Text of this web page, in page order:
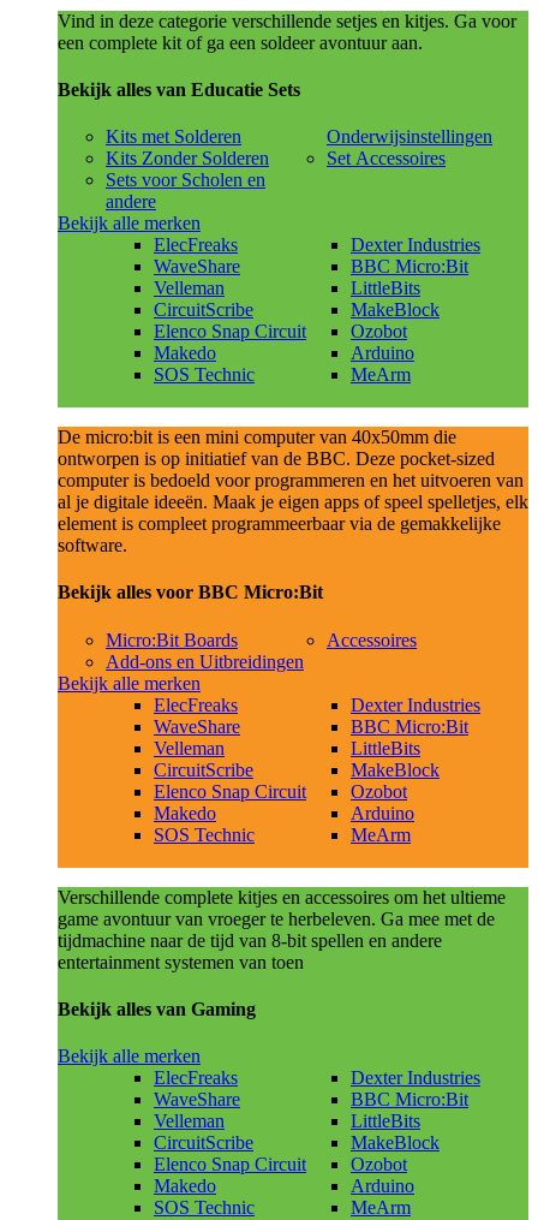
Vind in deze categorie verschillende setjes en kitjes. Ga voor
een complete kit of ga een soldeer avontuur aan.
Bekijk alles van Educatie Sets
Kits met Solderen
Kits Zonder Solderen
Sets voor Scholen en
andere
Onderwijsinstellingen
Set Accessoires
Bekijk alle merken
ElecFreaks
WaveShare
Velleman
CircuitScribe
Elenco Snap Circuit
Makedo
SOS Technic
Dexter Industries
BBC Micro:Bit
LittleBits
MakeBlock
Ozobot
Arduino
MeArm
De micro:bit is een mini computer van 40x50mm die
ontworpen is op initiatief van de BBC. Deze pocket-sized
computer is bedoeld voor programmeren en het uitvoeren van
al je digitale ideeën. Maak je eigen apps of speel spelletjes, elk
element is compleet programmeerbaar via de gemakkelijke
software.
Bekijk alles voor BBC Micro:Bit
Micro:Bit Boards
Add-ons en Uitbreidingen
Accessoires
Bekijk alle merken
ElecFreaks
WaveShare
Velleman
CircuitScribe
Elenco Snap Circuit
Makedo
SOS Technic
Dexter Industries
BBC Micro:Bit
LittleBits
MakeBlock
Ozobot
Arduino
MeArm
Verschillende complete kitjes en accessoires om het ultieme
game avontuur van vroeger te herbeleven. Ga mee met de
tijdmachine naar de tijd van 8-bit spellen en andere
entertainment systemen van toen
Bekijk alles van Gaming
Bekijk alle merken
ElecFreaks
WaveShare
Velleman
CircuitScribe
Elenco Snap Circuit
Makedo
SOS Technic
Dexter Industries
BBC Micro:Bit
LittleBits
MakeBlock
Ozobot
Arduino
MeArm